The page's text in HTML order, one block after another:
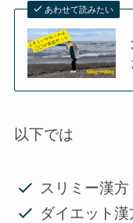
あわせて読みたい
以下では
スリミー漢方
ダイエット漢